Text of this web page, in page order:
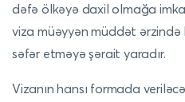
dəfə ölkəyə daxil olmağa
viza müəyyən müddət
səfər etməyə şərait yaradır.
Vizanın hansı formada